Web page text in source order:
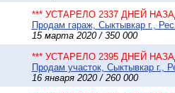
*** УСТАРЕЛО 2337 ДНЕЙ
Продам гараж, Сыктывкар г.,
15 марта 2020 / 350 000
*** УСТАРЕЛО 2395 ДНЕЙ
Продам участок, Сыктывкар г.,
16 января 2020 / 260 000